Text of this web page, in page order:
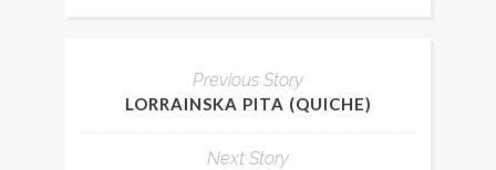
Previous Story
LORRAINSKA PITA (QUICHE)
Next Story